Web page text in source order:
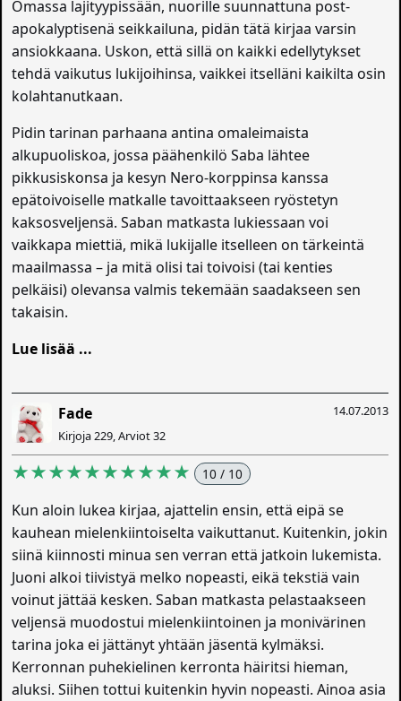
Omassa lajityypissään, nuorille suunnattuna post-
apokalyptisenä seikkailuna, pidän tätä kirjaa varsin
ansiokkaana. Uskon, että sillä on kaikki edellytykset
tehdä vaikutus lukijoihinsa, vaikkei itselläni kaikilta osin
kolahtanutkaan.
Pidin tarinan parhaana antina omaleimaista
alkupuoliskoa, jossa päähenkilö Saba lähtee
pikkusiskonsa ja kesyn Nero-korppinsa kanssa
epätoivoiselle matkalle tavoittaakseen ryöstetyn
kaksosveljensä. Saban matkasta lukiessaan voi
vaikkapa miettiä, mikä lukijalle itselleen on tärkeintä
maailmassa – ja mitä olisi tai toivoisi (tai kenties
pelkäisi) olevansa valmis tekemään saadakseen sen
takaisin.
Lue lisää ...
14.07.2013
Fade
Kirjoja 229, Arviot 32
★★★★★★★★★★ 10 / 10
Kun aloin lukea kirjaa, ajattelin ensin, että eipä se
kauhean mielenkiintoiselta vaikuttanut. Kuitenkin, jokin
siinä kiinnosti minua sen verran että jatkoin lukemista.
Juoni alkoi tiivistyä melko nopeasti, eikä tekstiä vain
voinut jättää kesken. Saban matkasta pelastaakseen
veljensä muodostui mielenkiintoinen ja monivärinen
tarina joka ei jättänyt yhtään jäsentä kylmäksi.
Kerronnan puhekielinen kerronta häiritsi hieman,
aluksi. Siihen tottui kuitenkin hyvin nopeasti. Ainoa asia